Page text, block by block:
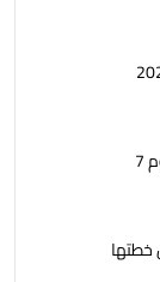
الدينار الكويتي بـ 162.32 جنيهًا.. أسعار العملات اليوم 7
ضمن خطتها